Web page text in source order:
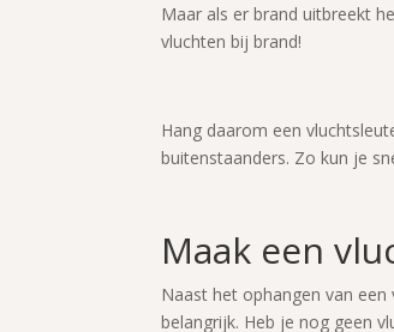
Maar als er brand uitbreekt
vluchten bij brand!
Hang daarom een
buitenstaanders. Zo kun je
Maak een
Naast het ophangen van
belangrijk. Heb je nog geen